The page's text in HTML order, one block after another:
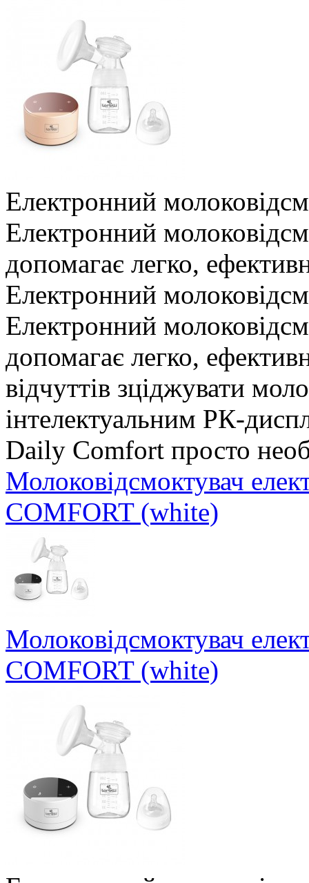
Електронний
Електронний
допомагає легко,
Електронний
Електронний
допомагає легко,
відчуттів зціджувати
інтелектуальним РК-
Daily Comfort просто
Молоковідсмоктувач
COMFORT (white)
Молоковідсмоктувач
COMFORT (white)